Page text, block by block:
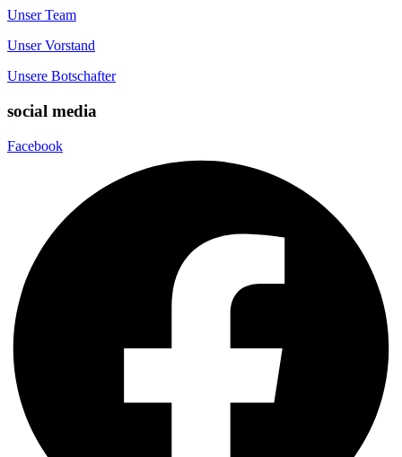
Unser Team
Unser Vorstand
Unsere Botschafter
social media
Facebook